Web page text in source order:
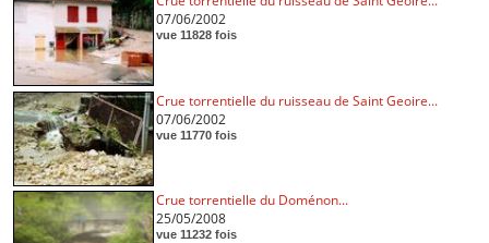
07/06/2002
vue 11828 fois
Crue torrentielle du ruisseau de Saint Geoire...
07/06/2002
vue 11770 fois
Crue torrentielle du Doménon...
25/05/2008
vue 11232 fois